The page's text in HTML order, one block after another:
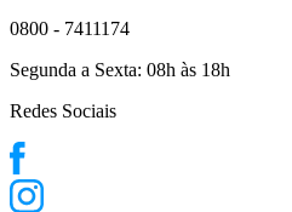
0800 - 7411174
Segunda a Sexta: 08h às 18h
Redes Sociais